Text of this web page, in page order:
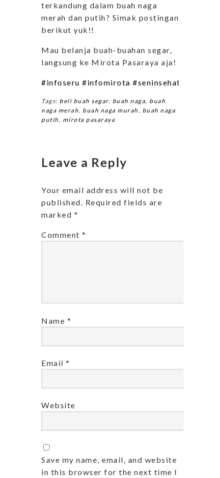
terkandung dalam buah naga
merah dan putih? Simak postingan
berikut yuk!!
Mau belanja buah-buahan segar,
langsung ke Mirota Pasaraya aja!
#infoseru #infomirota #seninsehat
Tags: beli buah segar, buah naga, buah
naga merah, buah naga murah, buah naga
putih, mirota pasaraya
Leave a Reply
Your email address will not be
published. Required fields are
marked *
Comment *
Name *
Email *
Website
Save my name, email, and website
in this browser for the next time I